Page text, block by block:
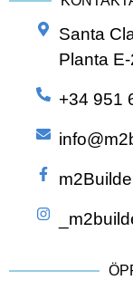
Santa
Planta
+34 951